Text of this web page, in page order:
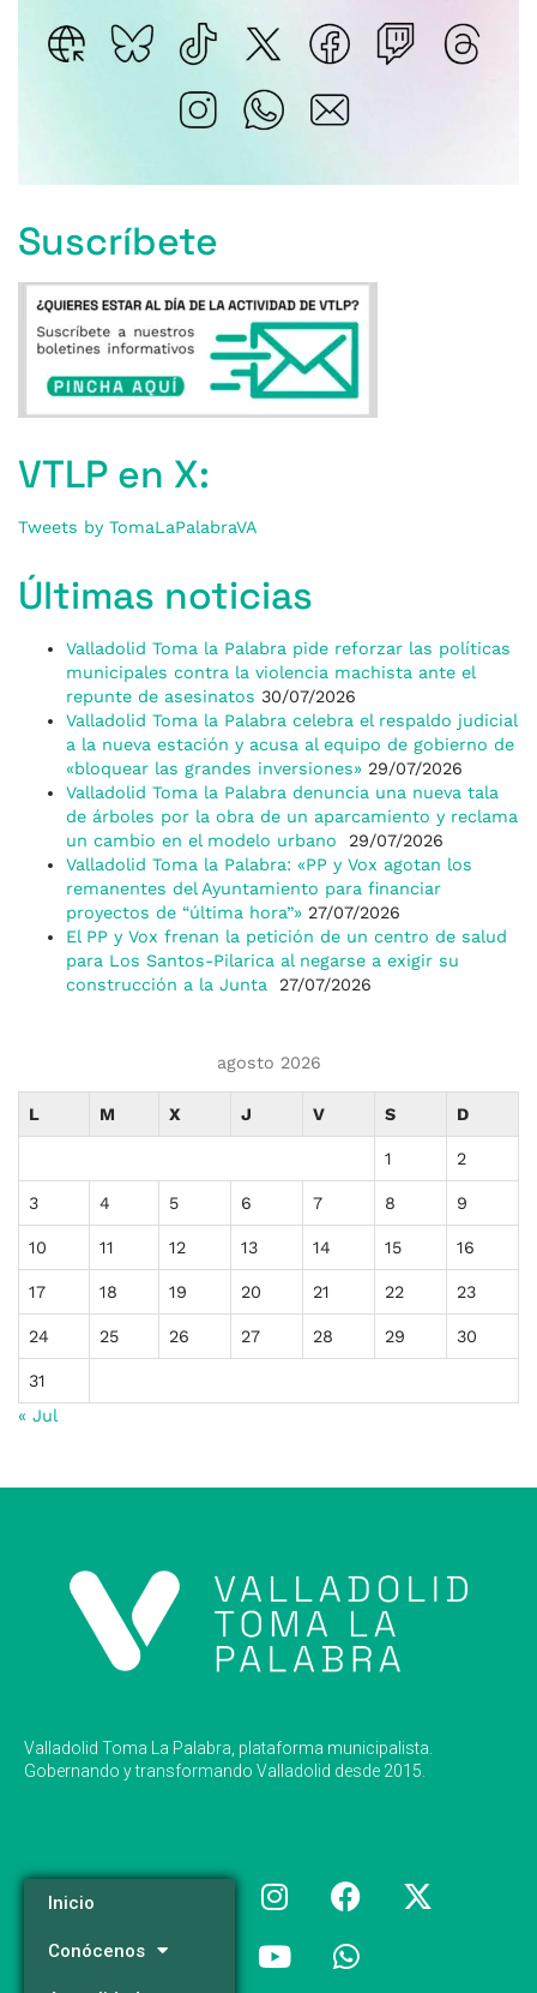
Suscríbete
VTLP en X:
Tweets by TomaLaPalabraVA
Últimas noticias
Valladolid Toma la Palabra pide reforzar las políticas
municipales contra la violencia machista ante el
repunte de asesinatos 30/07/2026
Valladolid Toma la Palabra celebra el respaldo judicial
a la nueva estación y acusa al equipo de gobierno de
«bloquear las grandes inversiones» 29/07/2026
Valladolid Toma la Palabra denuncia una nueva tala
de árboles por la obra de un aparcamiento y reclama
un cambio en el modelo urbano
29/07/2026
Valladolid Toma la Palabra: «PP y Vox agotan los
remanentes del Ayuntamiento para financiar
proyectos de “última hora”» 27/07/2026
El PP y Vox frenan la petición de un centro de salud
para Los Santos-Pilarica al negarse a exigir su
construcción a la Junta
27/07/2026
agosto 2026
L M X J V S D
1 2
3 4 5 6 7 8 9
10 11 12 13 14 15 16
17 18 19 20 21 22 23
24 25 26 27 28 29 30
31
« Jul
Valladolid Toma La Palabra, plataforma municipalista.
Gobernando y transformando Valladolid desde 2015.
Inicio
Conócenos